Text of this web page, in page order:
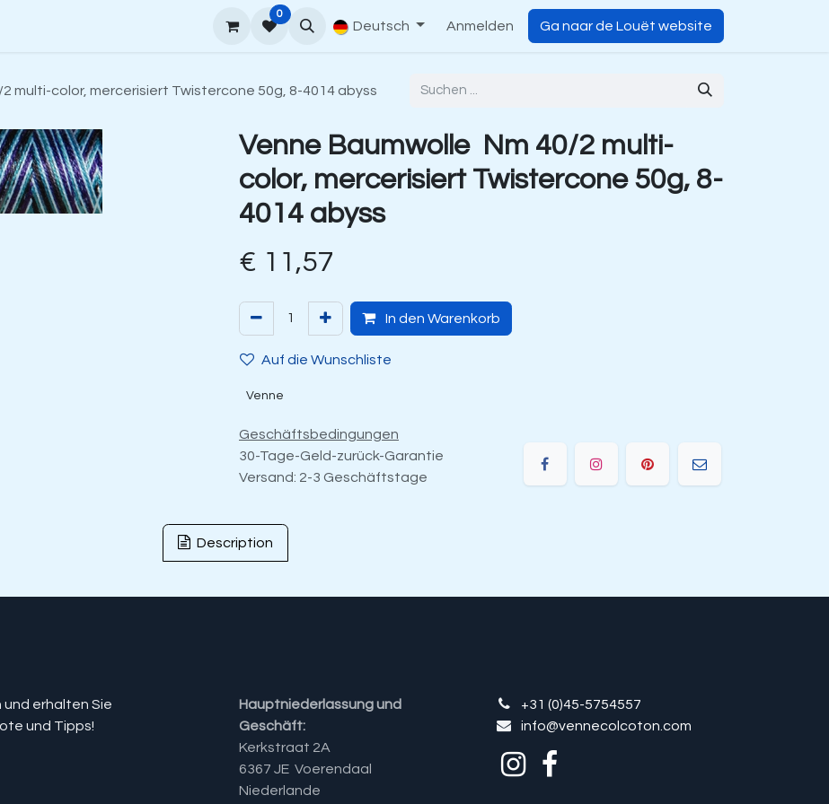
Bestellanleitung Contact
0
Deutsch Anmelden Ga naar de Louët website
multi-color, mercerisiert Twistercone 50g, 8-4014 abyss
Venne Baumwolle Nm 40/2 multi-
color, mercerisiert Twistercone 50g, 8-
4014 abyss
€ 11,57
In den Warenkorb
Auf die Wunschliste
Venne
Geschäftsbedingungen
30-Tage-Geld-zurück-Garantie
Versand: 2-3 Geschäftstage
Description
und erhalten Sie
und Tipps!
Hauptniederlassung und
Geschäft:
Kerkstraat 2A
6367 JE Voerendaal
Niederlande
+31 (0)45-5754557
info@vennecolcoton.com